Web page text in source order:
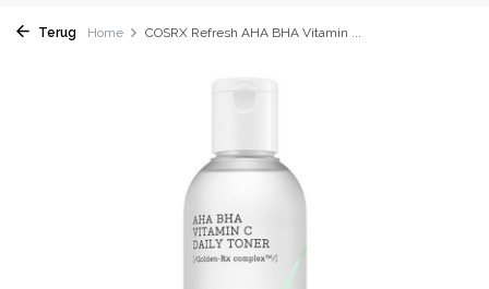
Terug Home COSRX Refresh AHA BHA Vitamin ...